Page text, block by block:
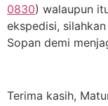
0830) walaupun
ekspedisi,
Sopan demi
Terima kasih,